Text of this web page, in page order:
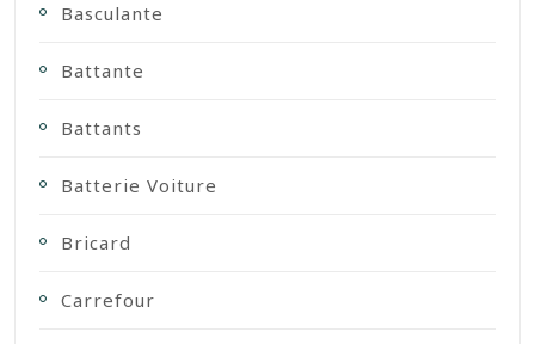
Basculante
Battante
Battants
Batterie Voiture
Bricard
Carrefour